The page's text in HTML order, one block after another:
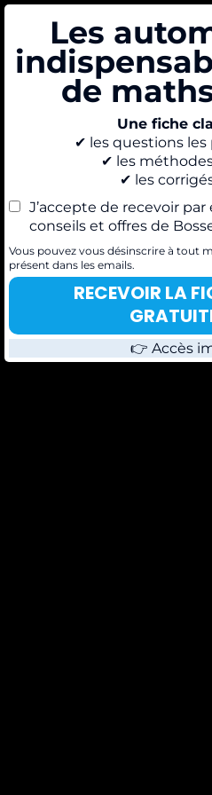
Les
de
Une fiche
✔ les questions
✔ les
✔ les
J’accepte de recevoir par
conseils et offres de
Vous pouvez vous désinscrire à tout
présent dans les emails.
RECEVOIR LA
👉 Accès